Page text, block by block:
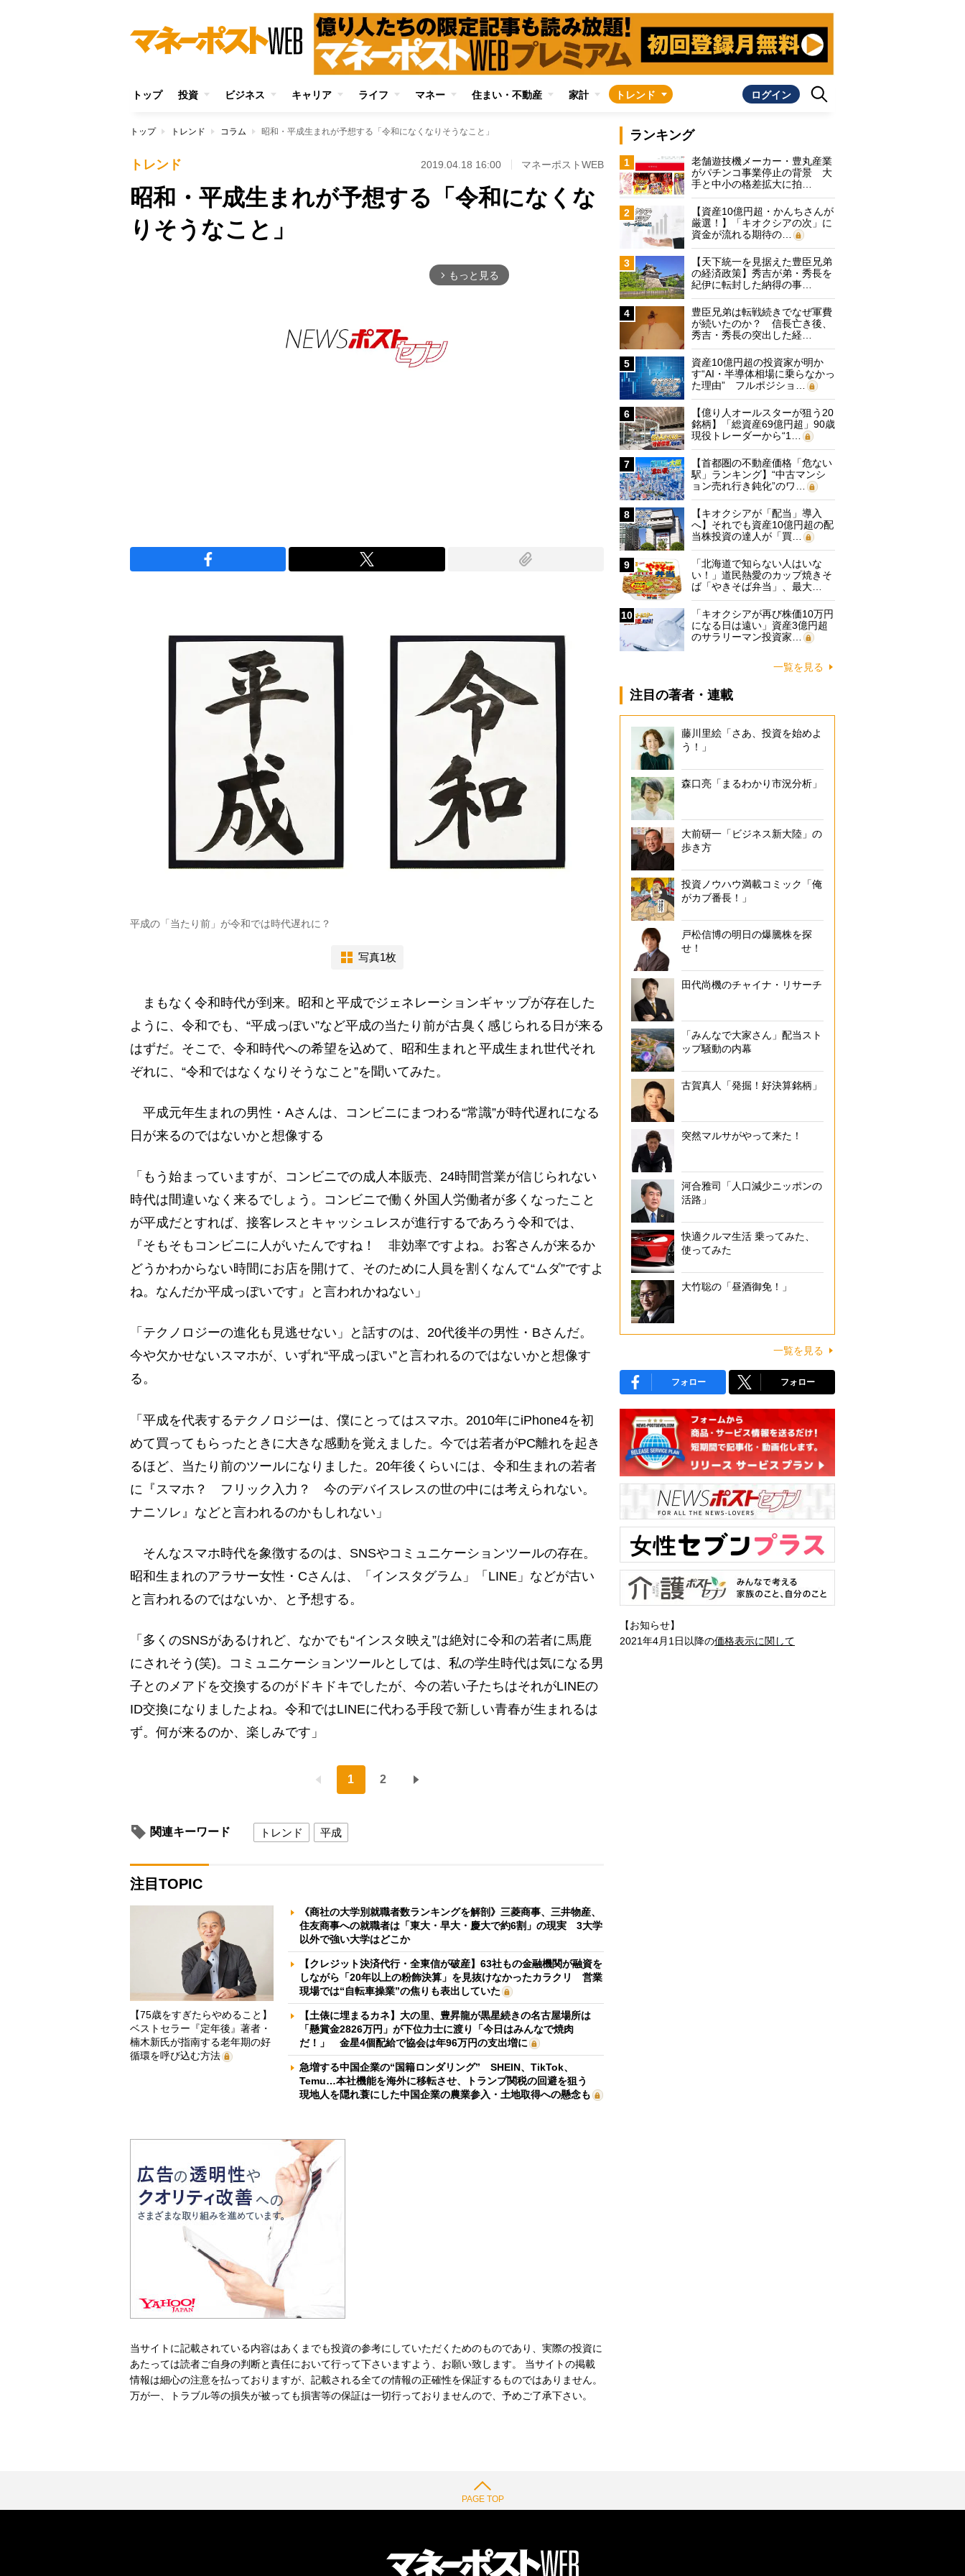
トップ 投資 ビジネス キャリア ライフ マネー 住まい・不動産 家計 トレンド ログイン
トップ トレンド コラム 昭和・平成生まれが予想する「令和になくなりそうなこと」
トレンド 2019.04.18 16:00 マネーポストWEB
昭和・平成生まれが予想する「令和になくな
りそうなこと」
arrow_forward_ios もっと見る
平成の「当たり前」が令和では時代遅れに？
写真1枚
まもなく令和時代が到来。昭和と平成でジェネレーションギャップが存在した
ように、令和でも、“平成っぽい”など平成の当たり前が古臭く感じられる日が来る
はずだ。そこで、令和時代への希望を込めて、昭和生まれと平成生まれ世代それ
ぞれに、“令和ではなくなりそうなこと”を聞いてみた。
平成元年生まれの男性・Aさんは、コンビニにまつわる“常識”が時代遅れになる
日が来るのではないかと想像する
「もう始まっていますが、コンビニでの成人本販売、24時間営業が信じられない
時代は間違いなく来るでしょう。コンビニで働く外国人労働者が多くなったこと
が平成だとすれば、接客レスとキャッシュレスが進行するであろう令和では、
『そもそもコンビニに人がいたんですね！ 非効率ですよね。お客さんが来るか
どうかわからない時間にお店を開けて、そのために人員を割くなんて“ムダ”ですよ
ね。なんだか平成っぽいです』と言われかねない」
「テクノロジーの進化も見逃せない」と話すのは、20代後半の男性・Bさんだ。
今や欠かせないスマホが、いずれ“平成っぽい”と言われるのではないかと想像す
る。
「平成を代表するテクノロジーは、僕にとってはスマホ。2010年にiPhone4を初
めて買ってもらったときに大きな感動を覚えました。今では若者がPC離れを起き
るほど、当たり前のツールになりました。20年後くらいには、令和生まれの若者
に『スマホ？ フリック入力？ 今のデバイスレスの世の中には考えられない。
ナニソレ』などと言われるのかもしれない」
そんなスマホ時代を象徴するのは、SNSやコミュニケーションツールの存在。
昭和生まれのアラサー女性・Cさんは、「インスタグラム」「LINE」などが古い
と言われるのではないか、と予想する。
「多くのSNSがあるけれど、なかでも“インスタ映え”は絶対に令和の若者に馬鹿
にされそう(笑)。コミュニケーションツールとしては、私の学生時代は気になる男
子とのメアドを交換するのがドキドキでしたが、今の若い子たちはそれがLINEの
ID交換になりましたよね。令和ではLINEに代わる手段で新しい青春が生まれるは
ず。何が来るのか、楽しみです」
1 2
関連キーワード トレンド 平成
注目TOPIC
【75歳をすぎたらやめること】
ベストセラー『定年後』著者・
楠木新氏が指南する老年期の好
循環を呼び込む方法
《商社の大学別就職者数ランキングを解剖》三菱商事、三井物産、
住友商事への就職者は「東大・早大・慶大で約6割」の現実 3大学
以外で強い大学はどこか
【クレジット決済代行・全東信が破産】63社もの金融機関が融資を
しながら「20年以上の粉飾決算」を見抜けなかったカラクリ 営業
現場では“自転車操業”の焦りも表出していた
【土俵に埋まるカネ】大の里、豊昇龍が黒星続きの名古屋場所は
「懸賞金2826万円」が下位力士に渡り「今日はみんなで焼肉
だ！」 金星4個配給で協会は年96万円の支出増に
急増する中国企業の“国籍ロンダリング” SHEIN、TikTok、
Temu…本社機能を海外に移転させ、トランプ関税の回避を狙う
現地人を隠れ蓑にした中国企業の農業参入・土地取得への懸念も
当サイトに記載されている内容はあくまでも投資の参考にしていただくためのものであり、実際の投資に
あたっては読者ご自身の判断と責任において行って下さいますよう、お願い致します。 当サイトの掲載
情報は細心の注意を払っておりますが、記載される全ての情報の正確性を保証するものではありません。
万が一、トラブル等の損失が被っても損害等の保証は一切行っておりませんので、予めご了承下さい。
ランキング
1
老舗遊技機メーカー・豊丸産業
がパチンコ事業停止の背景 大
手と中小の格差拡大に拍…
2
【資産10億円超・かんちさんが
厳選！】「キオクシアの次」に
資金が流れる期待の…
3
【天下統一を見据えた豊臣兄弟
の経済政策】秀吉が弟・秀長を
紀伊に転封した納得の事…
4
豊臣兄弟は転戦続きでなぜ軍費
が続いたのか？ 信長亡き後、
秀吉・秀長の突出した経…
5
資産10億円超の投資家が明か
す“AI・半導体相場に乗らなかっ
た理由” フルポジショ…
6
【億り人オールスターが狙う20
銘柄】「総資産69億円超」90歳
現役トレーダーから“1…
7
【首都圏の不動産価格「危ない
駅」ランキング】“中古マンシ
ョン売れ行き鈍化”のワ…
8
【キオクシアが「配当」導入
へ】それでも資産10億円超の配
当株投資の達人が「買…
9
「北海道で知らない人はいな
い！」道民熱愛のカップ焼きそ
ば「やきそば弁当」、最大…
10
「キオクシアが再び株価10万円
になる日は遠い」資産3億円超
のサラリーマン投資家…
一覧を見る
注目の著者・連載
藤川里絵「さあ、投資を始めよ
う！」
森口亮「まるわかり市況分析」
大前研一「ビジネス新大陸」の
歩き方
投資ノウハウ満載コミック「俺
がカブ番長！」
戸松信博の明日の爆騰株を探
せ！
田代尚機のチャイナ・リサーチ
「みんなで大家さん」配当スト
ップ騒動の内幕
古賀真人「発掘！好決算銘柄」
突然マルサがやって来た！
河合雅司「人口減少ニッポンの
活路」
快適クルマ生活 乗ってみた、
使ってみた
大竹聡の「昼酒御免！」
一覧を見る
フォロー フォロー
【お知らせ】
2021年4月1日以降の価格表示に関して
PAGE TOP